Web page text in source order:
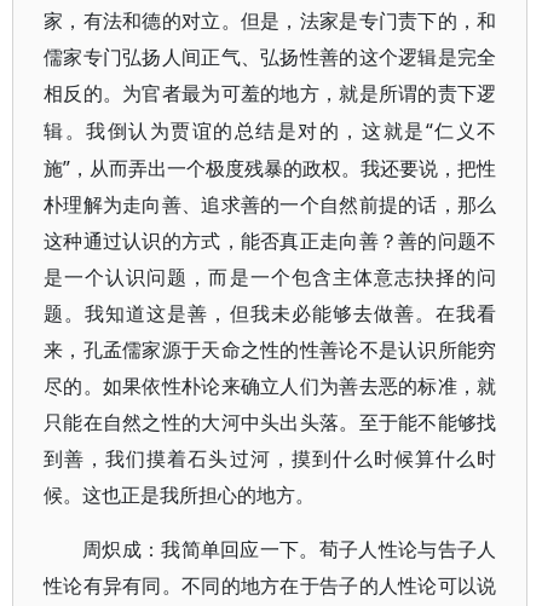
家，有法和德的对立。但是，法家是专门责下的，和
儒家专门弘扬人间正气、弘扬性善的这个逻辑是完全
相反的。为官者最为可羞的地方，就是所谓的责下逻
辑。我倒认为贾谊的总结是对的，这就是“仁义不
施”，从而弄出一个极度残暴的政权。我还要说，把性
朴理解为走向善、追求善的一个自然前提的话，那么
这种通过认识的方式，能否真正走向善？善的问题不
是一个认识问题，而是一个包含主体意志抉择的问
题。我知道这是善，但我未必能够去做善。在我看
来，孔孟儒家源于天命之性的性善论不是认识所能穷
尽的。如果依性朴论来确立人们为善去恶的标准，就
只能在自然之性的大河中头出头落。至于能不能够找
到善，我们摸着石头过河，摸到什么时候算什么时
候。这也正是我所担心的地方。
周炽成：我简单回应一下。荀子人性论与告子人
性论有异有同。不同的地方在于告子的人性论可以说